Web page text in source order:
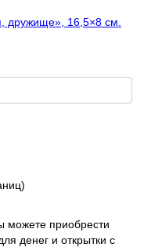
дружище», 16,5×8 см.
можете приобрести
денег и открытки с